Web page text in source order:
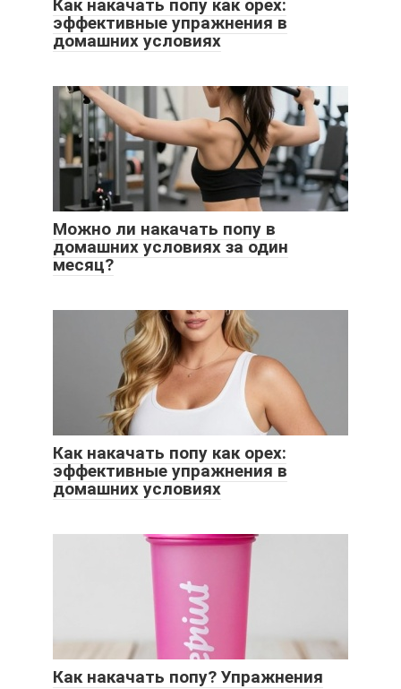
Как накачать попу как орех:
эффективные упражнения в
домашних условиях
Можно ли накачать попу в
домашних условиях за один
месяц?
Как накачать попу как орех:
эффективные упражнения в
домашних условиях
Как накачать попу? Упражнения